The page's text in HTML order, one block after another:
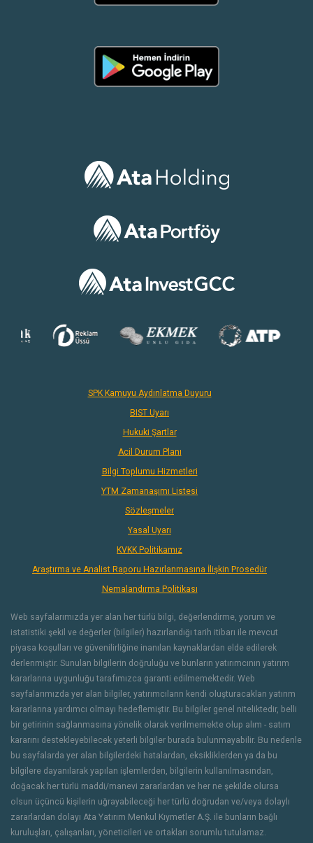
SPK Kamuyu Aydınlatma Duyuru
BIST Uyarı
Hukuki Şartlar
Acil Durum Planı
Bilgi Toplumu Hizmetleri
YTM Zamanaşımı Listesi
Sözleşmeler
Yasal Uyarı
KVKK Politikamız
Araştırma ve Analist Raporu Hazırlanmasına İlişkin Prosedür
Nemalandırma Politikası
Web sayfalarımızda yer alan her türlü bilgi, değerlendirme, yorum ve
istatistiki şekil ve değerler (bilgiler) hazırlandığı tarih itibarı ile mevcut
piyasa koşulları ve güvenilirliğine inanılan kaynaklardan elde edilerek
derlenmiştir. Sunulan bilgilerin doğruluğu ve bunların yatırımcının yatırım
kararlarına uygunluğu tarafımızca garanti edilmemektedir. Web
sayfalarımızda yer alan bilgiler, yatırımcıların kendi oluşturacakları yatırım
kararlarına yardımcı olmayı hedeflemiştir. Bu bilgiler genel niteliktedir, belli
bir getirinin sağlanmasına yönelik olarak verilmemekte olup alım - satım
kararını destekleyebilecek yeterli bilgiler burada bulunmayabilir. Bu nedenle
bu sayfalarda yer alan bilgilerdeki hatalardan, eksikliklerden ya da bu
bilgilere dayanılarak yapılan işlemlerden, bilgilerin kullanılmasından,
doğacak her türlü maddi/manevi zararlardan ve her ne şekilde olursa
olsun üçüncü kişilerin uğrayabileceği her türlü doğrudan ve/veya dolaylı
zararlardan dolayı Ata Yatırım Menkul Kıymetler A.Ş. ile bunların bağlı
kuruluşları, çalışanları, yöneticileri ve ortakları sorumlu tutulamaz.